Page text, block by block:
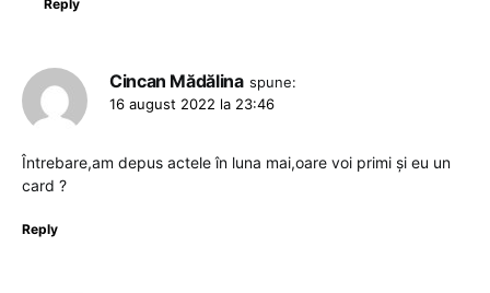
Reply
Cincan Mădălina spune:
16 august 2022 la 23:46
Întrebare,am depus actele în luna mai,oare voi primi și eu un
card ?
Reply